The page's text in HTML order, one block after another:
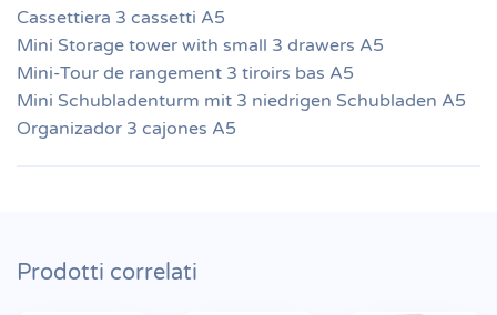
Cassettiera 3 cassetti A5
Mini Storage tower with small 3 drawers A5
Mini-Tour de rangement 3 tiroirs bas A5
Mini Schubladenturm mit 3 niedrigen Schubladen A5
Organizador 3 cajones A5
Prodotti correlati